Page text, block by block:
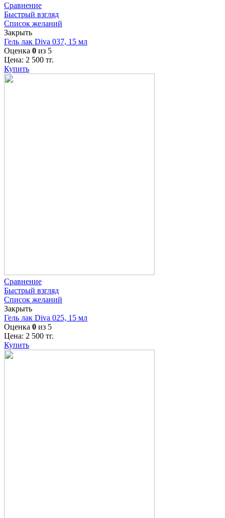
Сравнение
Быстрый взгляд
Список желаний
Закрыть
Гель лак Diva 037, 15 мл
Оценка 0 из 5
Цена: 2 500 тг.
Купить
Сравнение
Быстрый взгляд
Список желаний
Закрыть
Гель лак Diva 025, 15 мл
Оценка 0 из 5
Цена: 2 500 тг.
Купить